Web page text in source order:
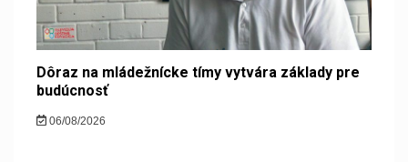
Dôraz na mládežnícke tímy vytvára základy pre
budúcnosť
06/08/2026